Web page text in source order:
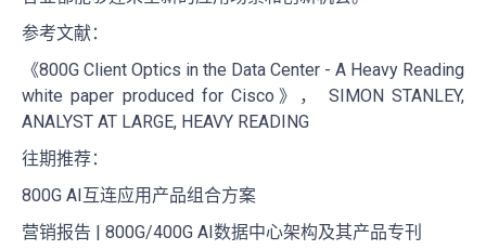
参考文献：
《800G Client Optics in the Data Center - A Heavy Reading
white paper produced for Cisco》， SIMON STANLEY,
ANALYST AT LARGE, HEAVY READING
往期推荐：
800G AI互连应用产品组合方案
营销报告 | 800G/400G AI数据中心架构及其产品专刊